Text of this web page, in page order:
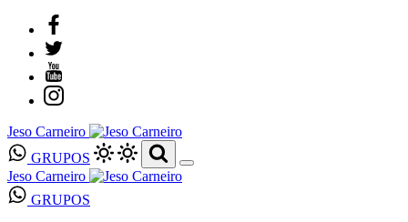
Jeso Carneiro
GRUPOS
Jeso Carneiro
GRUPOS